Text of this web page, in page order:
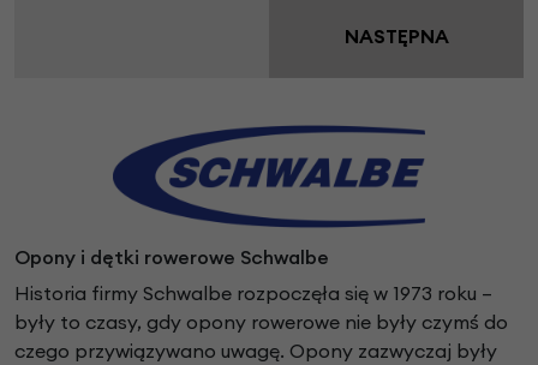
NASTĘPNA
Opony i dętki rowerowe Schwalbe
Historia firmy Schwalbe rozpoczęła się w 1973 roku –
były to czasy, gdy opony rowerowe nie były czymś do
czego przywiązywano uwagę. Opony zazwyczaj były